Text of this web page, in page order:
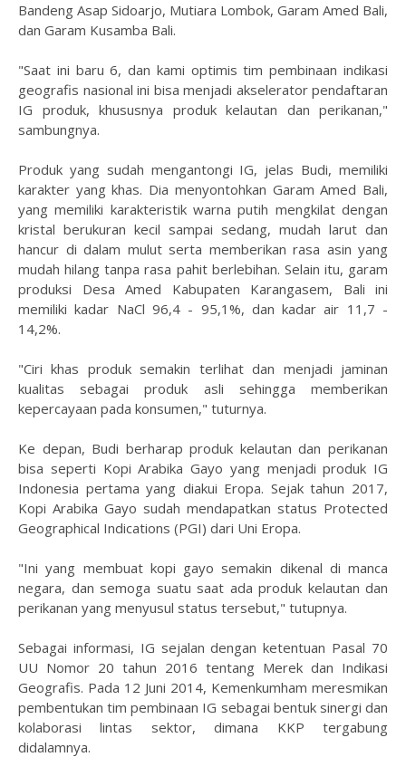
Bandeng Asap Sidoarjo, Mutiara Lombok, Garam Amed Bali,
dan Garam Kusamba Bali.
"Saat ini baru 6, dan kami optimis tim pembinaan indikasi
geografis nasional ini bisa menjadi akselerator pendaftaran
IG produk, khususnya produk kelautan dan perikanan,"
sambungnya.
Produk yang sudah mengantongi IG, jelas Budi, memiliki
karakter yang khas. Dia menyontohkan Garam Amed Bali,
yang memiliki karakteristik warna putih mengkilat dengan
kristal berukuran kecil sampai sedang, mudah larut dan
hancur di dalam mulut serta memberikan rasa asin yang
mudah hilang tanpa rasa pahit berlebihan. Selain itu, garam
produksi Desa Amed Kabupaten Karangasem, Bali ini
memiliki kadar NaCl 96,4 - 95,1%, dan kadar air 11,7 -
14,2%.
"Ciri khas produk semakin terlihat dan menjadi jaminan
kualitas sebagai produk asli sehingga memberikan
kepercayaan pada konsumen," tuturnya.
Ke depan, Budi berharap produk kelautan dan perikanan
bisa seperti Kopi Arabika Gayo yang menjadi produk IG
Indonesia pertama yang diakui Eropa. Sejak tahun 2017,
Kopi Arabika Gayo sudah mendapatkan status Protected
Geographical Indications (PGI) dari Uni Eropa.
"Ini yang membuat kopi gayo semakin dikenal di manca
negara, dan semoga suatu saat ada produk kelautan dan
perikanan yang menyusul status tersebut," tutupnya.
Sebagai informasi, IG sejalan dengan ketentuan Pasal 70
UU Nomor 20 tahun 2016 tentang Merek dan Indikasi
Geografis. Pada 12 Juni 2014, Kemenkumham meresmikan
pembentukan tim pembinaan IG sebagai bentuk sinergi dan
kolaborasi lintas sektor, dimana KKP tergabung
didalamnya.